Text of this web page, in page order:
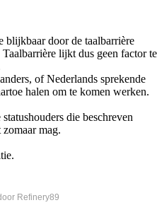
blijkbaar door de taalbarrière
lijkt dus geen factor te
of Nederlands sprekende
halen om te komen werken.
die beschreven
mag.
Refinery89